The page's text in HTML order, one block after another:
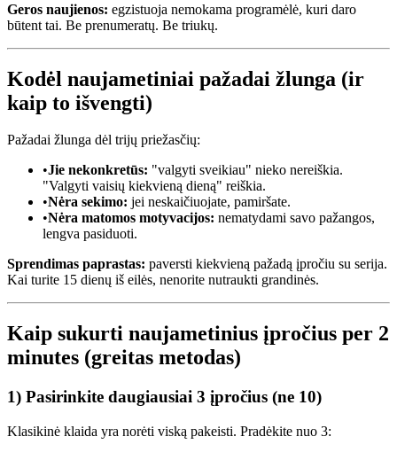
Geros naujienos: egzistuoja nemokama programėlė, kuri daro
būtent tai. Be prenumeratų. Be triukų.
Kodėl naujametiniai pažadai žlunga (ir
kaip to išvengti)
Pažadai žlunga dėl trijų priežasčių:
•Jie nekonkretūs: "valgyti sveikiau" nieko nereiškia.
"Valgyti vaisių kiekvieną dieną" reiškia.
•Nėra sekimo: jei neskaičiuojate, pamiršate.
•Nėra matomos motyvacijos: nematydami savo pažangos,
lengva pasiduoti.
Sprendimas paprastas: paversti kiekvieną pažadą įpročiu su serija.
Kai turite 15 dienų iš eilės, nenorite nutraukti grandinės.
Kaip sukurti naujametinius įpročius per 2
minutes (greitas metodas)
1) Pasirinkite daugiausiai 3 įpročius (ne 10)
Klasikinė klaida yra norėti viską pakeisti. Pradėkite nuo 3: